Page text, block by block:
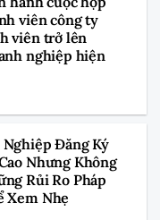
viên công ty
viên trở lên
nghiệp hiện
Đăng Ký
Nhưng Không
Rủi Ro Pháp
Xem Nhẹ